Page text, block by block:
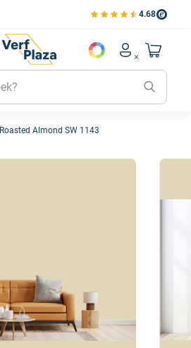
4.68
Bekijk de verfplaza
Account
Mijn
Naar
Roasted Almond SW 1143